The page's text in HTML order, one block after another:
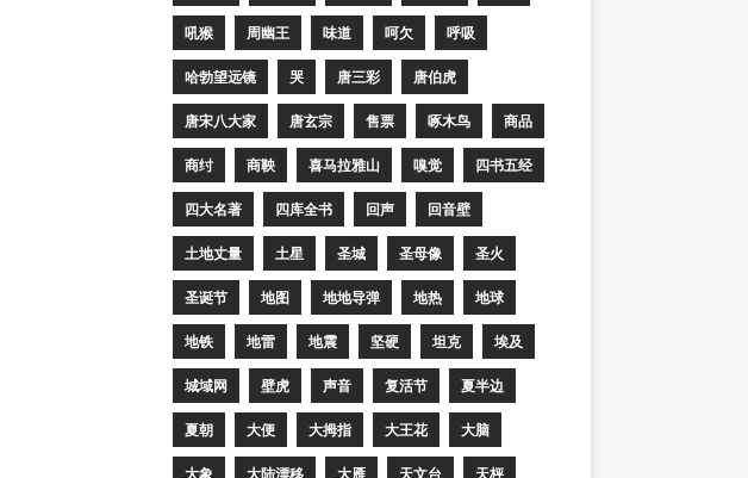
吼猴 周幽王 味道 呵欠 呼吸
哈勃望远镜 哭 唐三彩 唐伯虎
唐宋八大家 唐玄宗 售票 啄木鸟 商品
商纣 商鞅 喜马拉雅山 嗅觉 四书五经
四大名著 四库全书 回声 回音壁
土地丈量 土星 圣城 圣母像 圣火
圣诞节 地图 地地导弹 地热 地球
地铁 地雷 地震 坚硬 坦克 埃及
城域网 壁虎 声音 复活节 夏半边
夏朝 大便 大拇指 大王花 大脑
大象 大陆漂移 大雁 天文台 天枰